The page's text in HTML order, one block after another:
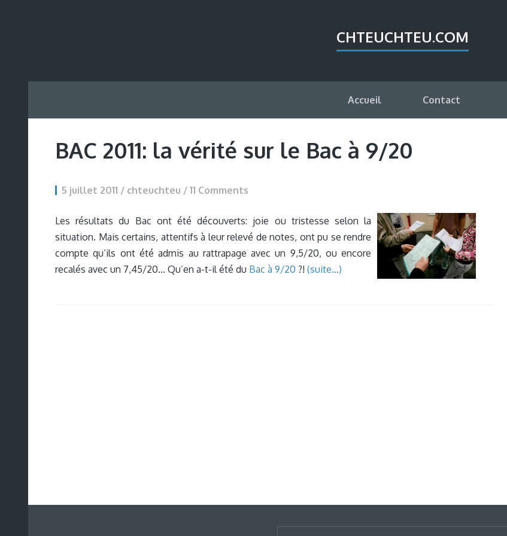
CHTEUCHTEU.COM
Accueil Contact
BAC 2011: la vérité sur le Bac à 9/20
5 juillet 2011 / chteuchteu / 11 Comments
Les résultats du Bac ont été découverts: joie ou tristesse selon la
situation. Mais certains, attentifs à leur relevé de notes, ont pu se rendre
compte qu’ils ont été admis au rattrapage avec un 9,5/20, ou encore
recalés avec un 7,45/20… Qu’en a-t-il été du Bac à 9/20 ?! (suite…)